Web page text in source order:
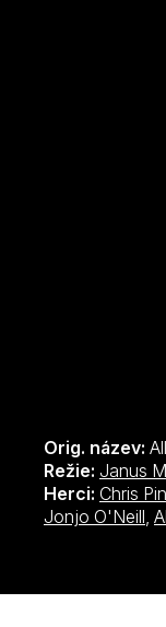
Orig. název:
Režie: Janus
Herci: Chris
Jonjo O'Neill